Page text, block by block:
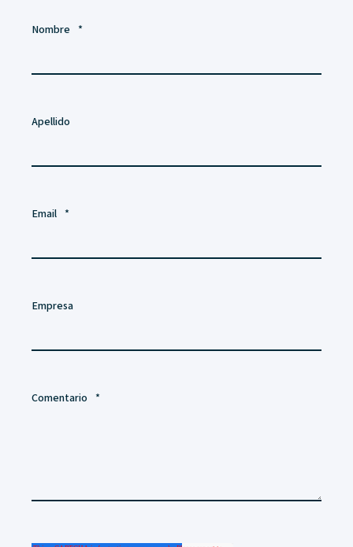
Nombre *
Apellido
Email *
Empresa
Comentario *